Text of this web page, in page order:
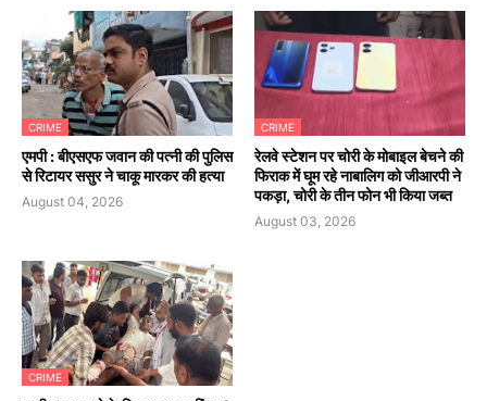
CRIME
एमपी : बीएसएफ जवान की पत्नी की पुलिस
से रिटायर ससुर ने चाकू मारकर की हत्या
August 04, 2026
CRIME
रेलवे स्टेशन पर चोरी के मोबाइल बेचने की
फिराक में घूम रहे नाबालिग को जीआरपी ने
पकड़ा, चोरी के तीन फोन भी किया जब्त
August 03, 2026
CRIME